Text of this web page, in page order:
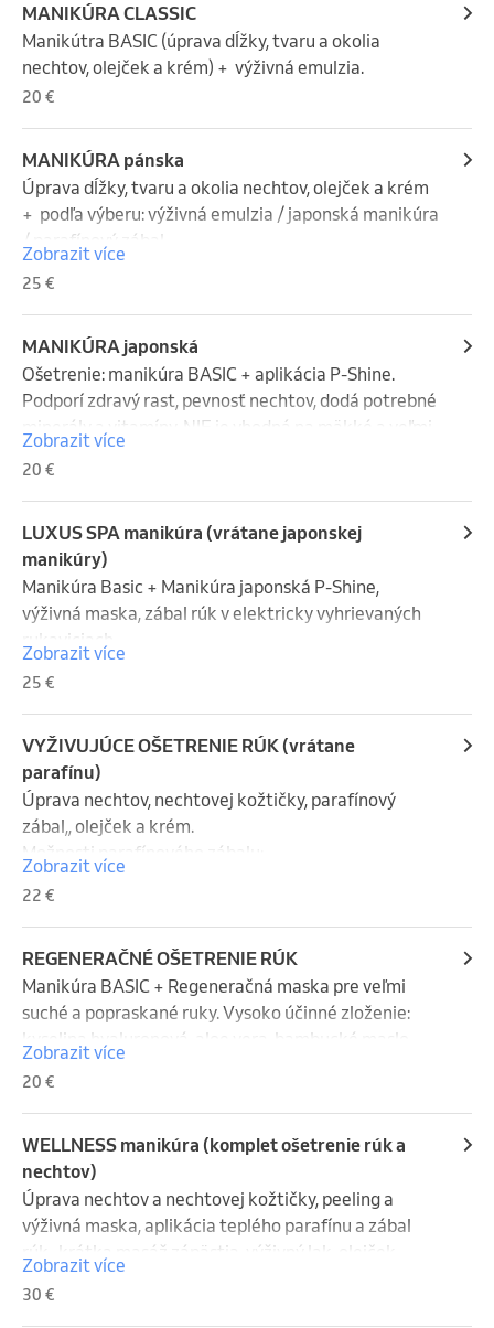
MANIKÚRA CLASSIC
Manikútra BASIC (úprava dĺžky, tvaru a okolia
nechtov, olejček a krém) +  výživná emulzia.
20 €
MANIKÚRA pánska
Úprava dĺžky, tvaru a okolia nechtov, olejček a krém
+  podľa výberu: výživná emulzia / japonská manikúra
/ parafínový zábal
Zobrazit více
25 €
MANIKÚRA japonská
Ošetrenie: manikúra BASIC + aplikácia P-Shine.
Podporí zdravý rast, pevnosť nechtov, dodá potrebné
minerály a vitamíny. NIE je vhodná na mäkké a veľmi
tenké nechty, alebo ihneď po odstránení gelových
nechtov ak sú príliš tenké od prebrusovania. V
prípade, že si chcete len dať prestávku od gélových
nechtov a zvažujete ako tie svoje poškodené dať do
poriadku, toto ošetrenie je správna voľba.
JAPOPNSKÁ MANIKÚRA alebo IBX ???
JAPONSKÁ MANIKÚRA - vyživujúca kúra s využitím
prírodných látok (zmes vitamínov a minerálov).  Na
povrchu nechta sa vytvorí ochranný film. Výsledkom
sú prirodzene krásne lesklé nechty, spevnené,
pružnejšie a menej sa lámu.
IBX SYSTEM - má lepšie regeneračné schopnosti,
nakoľko výživné látky preniknú do hĺbky nechta a
pôsobia zvnútra. Výsledkom sú zregenerované
nechty, ktoré rýchlejšie rastú a sú pevnejšie. Navyše,
IBX systém prospešne pôsobí aj po aplikácii laku
alebo  gél laku.
Zobrazit více
20 €
LUXUS SPA manikúra (vrátane japonskej
manikúry)
Manikúra Basic + Manikúra japonská P-Shine,
výživná maska, zábal rúk v elektricky vyhrievaných
rukaviciach.
Zobrazit více
25 €
VYŽIVUJÚCE OŠETRENIE RÚK (vrátane
parafínu)
Úprava nechtov, nechtovej kožtičky, parafínový
zábal,, olejček a krém.
Možnosti parafínového zábalu:
1. /maska - suchý parafín + zábal rúk (elektrické
rukavice)                                                                                              2.
/maska - výživný krém +  kúpeľ v teplom parafíne +
zábal rúk  (froté rukavice)
UPOZORNENIE: Parafínovú vaňu je potrebné zapnúť
cca 2,5hod. pred ošetrením. Varianta č.2. je na
VYŽIADANIE.
Zobrazit více
22 €
REGENERAČNÉ OŠETRENIE RÚK
Manikúra BASIC + Regeneračná maska pre veľmi
suché a popraskané ruky. Vysoko účinné zloženie:
kyselina hyaluronová, aloe vera, bambucké maslo,
vitamín E, makadamový a mätový olej.
Zobrazit více
20 €
WELLNESS manikúra (komplet ošetrenie rúk a
nechtov)
Úprava nechtov a nechtovej kožtičky, peeling a
výživná maska, aplikácia teplého parafínu a zábal
rúk,  krátka masáž zápästia, výživný lak, olejček,
krém + v cene je pre zákazníka pilník a olejček na
domáce použitie.
Zobrazit více
30 €